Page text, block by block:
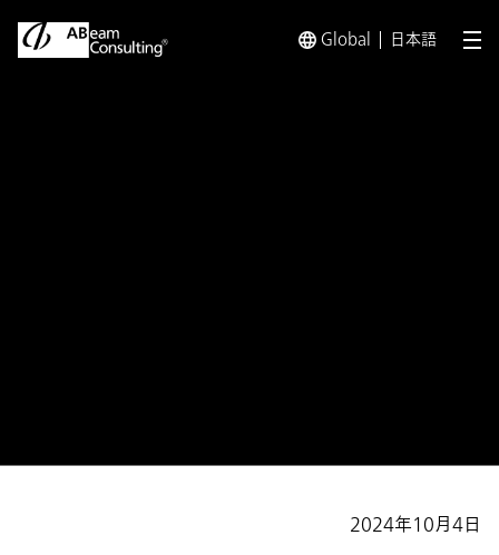
Global 日本語 メ
2024年10月4日